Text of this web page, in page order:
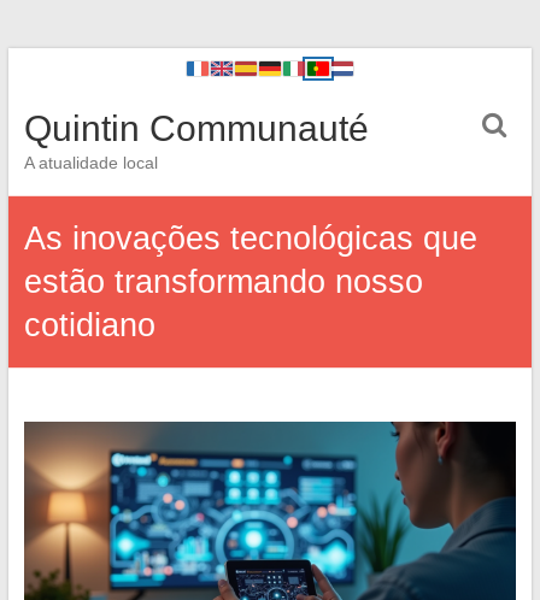
Quintin Communauté
A atualidade local
As inovações tecnológicas que
estão transformando nosso
cotidiano